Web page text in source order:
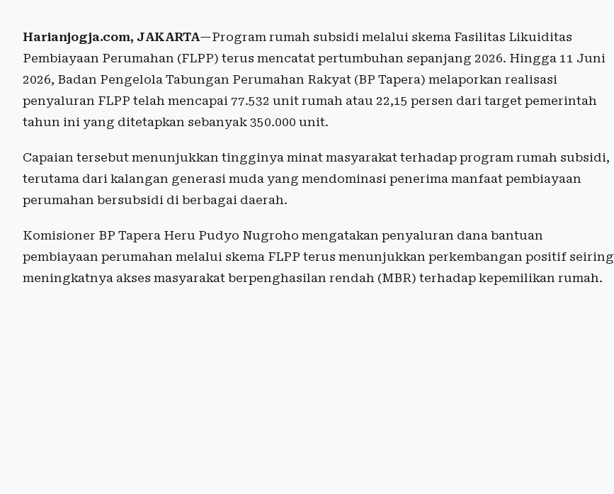
Harianjogja.com, JAKARTA—Program rumah subsidi melalui skema Fasilitas Likuiditas
Pembiayaan Perumahan (FLPP) terus mencatat pertumbuhan sepanjang 2026. Hingga 11 Juni
2026, Badan Pengelola Tabungan Perumahan Rakyat (BP Tapera) melaporkan realisasi
penyaluran FLPP telah mencapai 77.532 unit rumah atau 22,15 persen dari target pemerintah
tahun ini yang ditetapkan sebanyak 350.000 unit.
Capaian tersebut menunjukkan tingginya minat masyarakat terhadap program rumah subsidi,
terutama dari kalangan generasi muda yang mendominasi penerima manfaat pembiayaan
perumahan bersubsidi di berbagai daerah.
Komisioner BP Tapera Heru Pudyo Nugroho mengatakan penyaluran dana bantuan
pembiayaan perumahan melalui skema FLPP terus menunjukkan perkembangan positif seiring
meningkatnya akses masyarakat berpenghasilan rendah (MBR) terhadap kepemilikan rumah.